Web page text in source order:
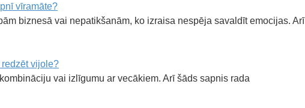
vīramāte?
biznesā vai nepatikšanām, ko izraisa nespēja savaldīt emocijas. Arī
vijole?
vai izlīgumu ar vecākiem. Arī šāds sapnis rada